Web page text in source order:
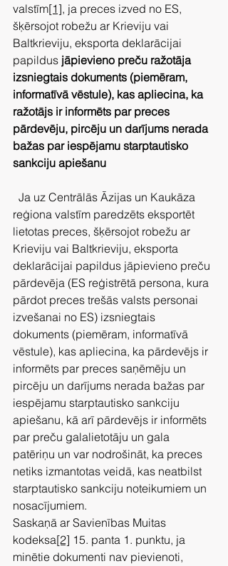
valstīm[1], ja preces izved no ES,
šķērsojot robežu ar Krieviju vai
Baltkrieviju, eksporta deklarācijai
papildus jāpievieno preču ražotāja
izsniegtais dokuments (piemēram,
informatīvā vēstule), kas apliecina, ka
ražotājs ir informēts par preces
pārdevēju, pircēju un darījums nerada
bažas par iespējamu starptautisko
sankciju apiešanu
Ja uz Centrālās Āzijas un Kaukāza
reģiona valstīm paredzēts eksportēt
lietotas preces, šķērsojot robežu ar
Krieviju vai Baltkrieviju, eksporta
deklarācijai papildus jāpievieno preču
pārdevēja (ES reģistrētā persona, kura
pārdot preces trešās valsts personai
izvešanai no ES) izsniegtais
dokuments (piemēram, informatīvā
vēstule), kas apliecina, ka pārdevējs ir
informēts par preces saņēmēju un
pircēju un darījums nerada bažas par
iespējamu starptautisko sankciju
apiešanu, kā arī pārdevējs ir informēts
par preču galalietotāju un gala
patēriņu un var nodrošināt, ka preces
netiks izmantotas veidā, kas neatbilst
starptautisko sankciju noteikumiem un
nosacījumiem.
Saskaņā ar Savienības Muitas
kodeksa[2] 15. panta 1. punktu, ja
minētie dokumenti nav pievienoti,